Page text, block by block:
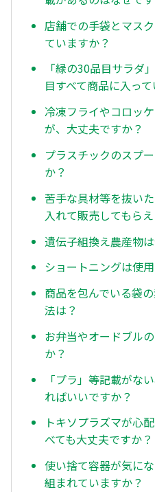
店舗での手袋とマス
ていますか？
「緑の30品目サラダ
目すべて商品に入っ
冷凍フライやコロッ
が、大丈夫ですか？
プラスチックのスプ
か？
苦手な具材等を抜い
入れて販売してもら
遺伝子組換え農産物
ショートニングは使
商品を包んでいる袋
法は？
お弁当やオードブル
か？
「プラ」等記載がな
ればいいですか？
トキソプラズマが心
べても大丈夫ですか？
使い捨て容器が気に
組まれていますか？